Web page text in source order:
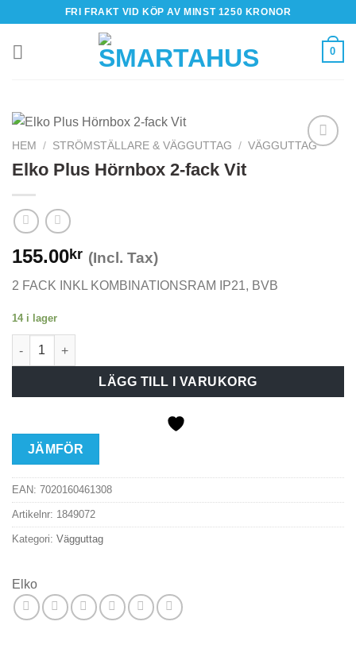
content
FRI FRAKT VID KÖP AV MINST 1250 KRONOR
0
HEM / STRÖMSTÄLLARE & VÄGGUTTAG / VÄGGUTTAG
Elko Plus Hörnbox 2-fack Vit
155.00kr (Incl. Tax)
2 FACK INKL KOMBINATIONSRAM IP21, BVB
14 i lager
Elko Plus Hörnbox 2-fack Vit mängd
LÄGG TILL I VARUKORG
JÄMFÖR
EAN: 7020160461308
Artikelnr: 1849072
Kategori: Vägguttag
Elko